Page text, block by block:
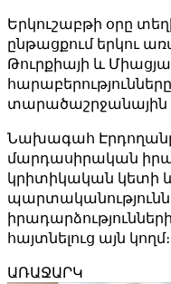
Երկուշաբթի օրը
ընթացքում երկու
Թուրքիայի և
տարածաշրջանային
Նախագահ Էրդողանը
մարդասիրական
կրիտիկական կետի
պարտականությունն
հայտնելուց այն կողմ։
ԱՌԱՋԱՐԿ